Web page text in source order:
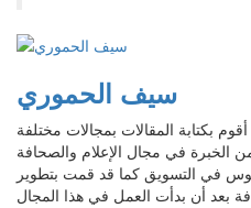
سيف الحموري
في الخليج 24، حيث أقوم بكتابة المقالات بمجالات مختلفة
الخبرة في مجال الإعلام والصحافة
في التسويق كما قد قمت بتطوير